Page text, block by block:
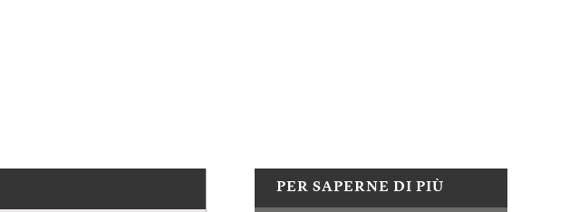
PER SAPERNE DI PIÙ